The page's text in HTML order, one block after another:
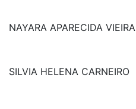
NAYARA APARECIDA VIEIRA
SILVIA HELENA CARNEIRO